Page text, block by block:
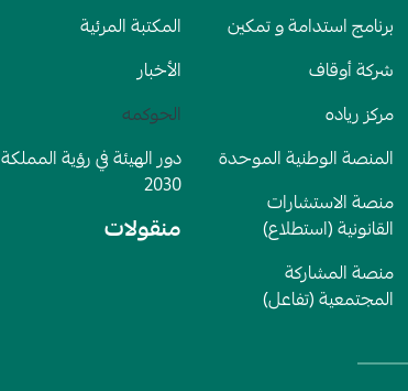
برنامج استدامة و تمكين
شركة أوقاف
مركز رياده
المنصة الوطنية الموحدة
منصة الاستشارات
القانونية (استطلاع)
منصة المشاركة
المجتمعية (تفاعل)
المكتبة المرئية
الأخبار
الحوكمه
دور الهيئة في رؤية المملكة
2030
منقولات